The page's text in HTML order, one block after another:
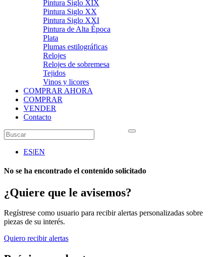
Pintura Siglo XIX
Pintura Siglo XX
Pintura Siglo XXI
Pintura de Alta Época
Plata
Plumas estilográficas
Relojes
Relojes de sobremesa
Tejidos
Vinos y licores
COMPRAR AHORA
COMPRAR
VENDER
Contacto
ES|EN
No se ha encontrado el contenido solicitado
¿Quiere que le avisemos?
Regístrese como usuario para recibir alertas personalizadas sobre
piezas de su interés.
Quiero recibir alertas